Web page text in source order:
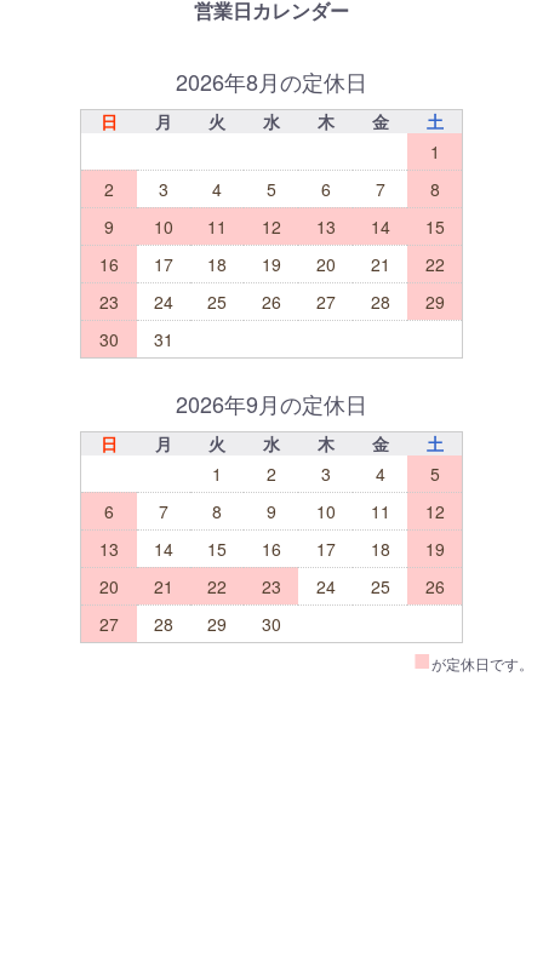
営業日カレンダー
2026年8月の定休日
日 月 火 水 木 金
土
1
2
3 4 5 6 7
8
9
10 11 12 13 14
15
16
17 18 19 20 21
22
23
24 25 26 27 28
29
30
31
2026年9月の定休日
日 月 火 水 木 金
土
1
2 3 4
5
6
7 8 9 10 11
12
13
14 15 16 17 18
19
20
21 22 23 24 25
26
27
28 29 30
■が定休日です。